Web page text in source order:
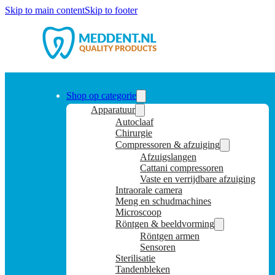
Skip to main contentSkip to footer
Shop op categorie
Apparatuur
Autoclaaf
Chirurgie
Compressoren & afzuiging
Afzuigslangen
Cattani compressoren
Vaste en verrijdbare afzuiging
Intraorale camera
Meng en schudmachines
Microscoop
Röntgen & beeldvorming
Röntgen armen
Sensoren
Sterilisatie
Tandenbleken